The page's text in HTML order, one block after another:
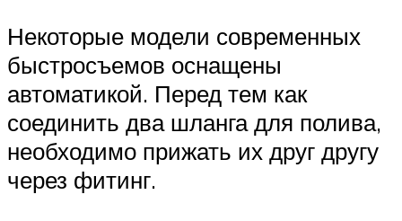
Некоторые модели современных
быстросъемов оснащены
автоматикой. Перед тем как
соединить два шланга для полива,
необходимо прижать их друг другу
через фитинг.